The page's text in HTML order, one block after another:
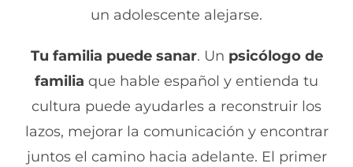
un adolescente alejarse.
Tu familia puede sanar. Un psicólogo de
familia que hable español y entienda tu
cultura puede ayudarles a reconstruir los
lazos, mejorar la comunicación y encontrar
juntos el camino hacia adelante. El primer